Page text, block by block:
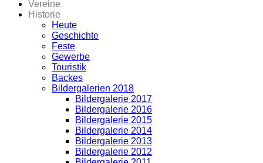
Vereine
Historie
Heute
Geschichte
Feste
Gewerbe
Touristik
Backes
Bildergalerien 2018
Bildergalerie 2017
Bildergalerie 2016
Bildergalerie 2015
Bildergalerie 2014
Bildergalerie 2013
Bildergalerie 2012